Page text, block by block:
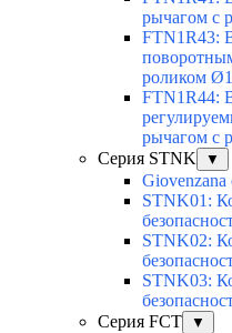
рычагом с
FTN1R43:
роликом
FTN1R44:
рычагом с
Серия STNK
▼
STNK01:
STNK02:
STNK03:
Серия FCT
▼